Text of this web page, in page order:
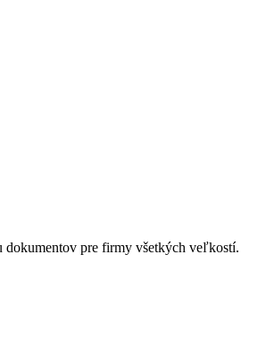
dokumentov pre firmy všetkých veľkostí.